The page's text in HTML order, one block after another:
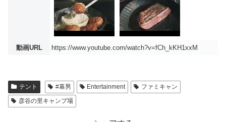
動画URL https://www.youtube.com/watch?v=fCh_kKH1xxM
テント #幕男 Entertainment
ファミキャン
彦谷の里キャンプ場